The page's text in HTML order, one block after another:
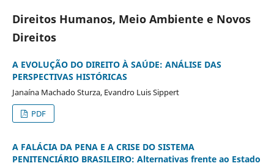
Direitos Humanos, Meio Ambiente e Novos
Direitos
A EVOLUÇÃO DO DIREITO À SAÚDE: ANÁLISE DAS
PERSPECTIVAS HISTÓRICAS
Janaína Machado Sturza, Evandro Luis Sippert
PDF
A FALÁCIA DA PENA E A CRISE DO SISTEMA
PENITENCIÁRIO BRASILEIRO: Alternativas frente ao Estado